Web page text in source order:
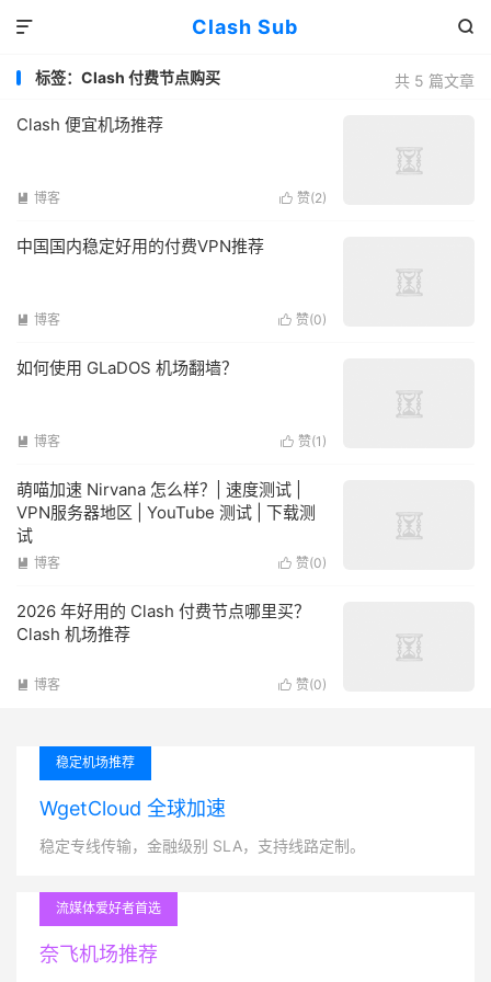
Clash Sub 

共 5 篇文章
标签：Clash 付费节点购买
Clash 便宜机场推荐
 赞(2)
 博客
中国国内稳定好用的付费VPN推荐
 赞(0)
 博客
如何使用 GLaDOS 机场翻墙？
 赞(1 )
 博客
萌喵加速 Nirvana 怎么样？| 速度测试 |
VPN服务器地区 | YouTube 测试 | 下载测
试
 赞(0)
 博客
2026 年好用的 Clash 付费节点哪里买？
Clash 机场推荐
 赞(0)
 博客
稳定机场推荐
WgetCloud 全球加速
稳定专线传输，金融级别 SLA，支持线路定制。
流媒体爱好者首选
奈飞机场推荐